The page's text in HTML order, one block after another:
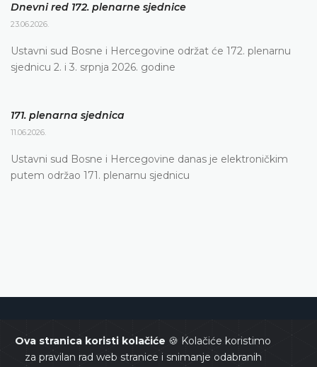
Ova stranica koristi kolačiće 🍪 Kolačiće koristimo
za pravilan rad web stranice i snimanje odabranih
Dnevni red 172. plenarne sjednice
23.06.2026.
Ustavni sud Bosne i Hercegovine održat će 172. plenarnu
sjednicu 2. i 3. srpnja 2026. godine
171. plenarna sjednica
11.06.2026.
Ustavni sud Bosne i Hercegovine danas je elektroničkim
putem održao 171. plenarnu sjednicu